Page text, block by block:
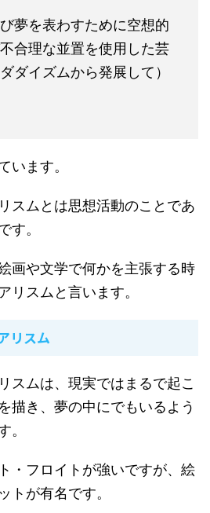
夢を表わすために空想的
合理な並置を使用した芸
ダイズムから発展して）
います。
スムとは思想活動のことであ
す。
画や文学で何かを主張する時
リスムと言います。
リスム
スムは、現実ではまるで起こ
描き、夢の中にでもいるよう
。
・フロイトが強いですが、絵
トが有名です。